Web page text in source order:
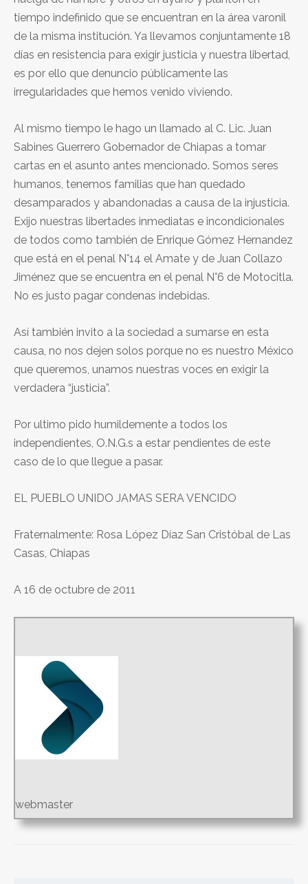
tiempo indefinido que se encuentran en la área varonil
de la misma institución. Ya llevamos conjuntamente 18
días en resistencia para exigir justicia y nuestra libertad,
es por ello que denuncio públicamente las
irregularidades que hemos venido viviendo.
Al mismo tiempo le hago un llamado al C. Lic. Juan
Sabines Guerrero Gobernador de Chiapas a tomar
cartas en el asunto antes mencionado. Somos seres
humanos, tenemos familias que han quedado
desamparados y abandonadas a causa de la injusticia.
Exijo nuestras libertades inmediatas e incondicionales
de todos como también de Enrique Gómez Hernandez
que está en el penal N°14 el Amate y de Juan Collazo
Jiménez que se encuentra en el penal N°6 de Motocitla.
No es justo pagar condenas indebidas.
Así también invito a la sociedad a sumarse en esta
causa, no nos dejen solos porque no es nuestro México
que queremos, unamos nuestras voces en exigir la
verdadera “justicia”.
Por ultimo pido humildemente a todos los
independientes, O.N.G.s a estar pendientes de este
caso de lo que llegue a pasar.
EL PUEBLO UNIDO JAMAS SERA VENCIDO
Fraternalmente: Rosa López Díaz San Cristóbal de Las
Casas, Chiapas
A 16 de octubre de 2011
webmaster